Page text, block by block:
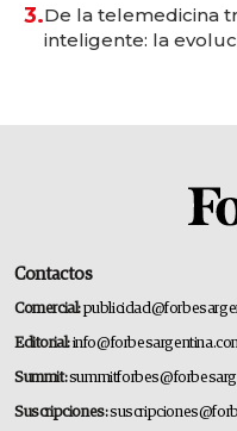
3.De la telemedicina
inteligente: la
Contactos
Comercial:
Editorial:
Summit:
Suscripciones: